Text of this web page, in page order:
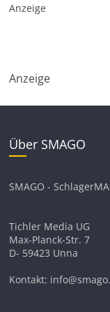
Anzeige
Anzeige
Über SMAGO
SMAGO -
Tichler Media UG
Max-Planck-Str. 7
D- 59423 Unna
Kontakt: